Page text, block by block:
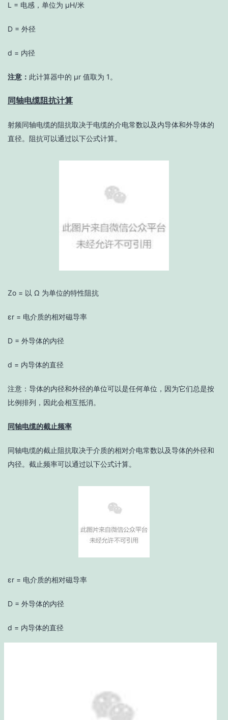
L = 电感，单位为 μH/米
D = 外径
d = 内径
注意： 此计算器中的 μr 值取为 1。
同轴电缆阻抗计算
射频同轴电缆的阻抗取决于电缆的介电常数以及内导体和外导体的
直径。阻抗可以通过以下公式计算。
Zo = 以 Ω 为单位的特性阻抗
εr = 电介质的相对磁导率
D = 外导体的内径
d = 内导体的直径
注意：导体的内径和外径的单位可以是任何单位，因为它们总是按
比例排列，因此会相互抵消。
同轴电缆的截止频率
同轴电缆的截止阻抗取决于介质的相对介电常数以及导体的外径和
内径。截止频率可以通过以下公式计算。
εr = 电介质的相对磁导率
D = 外导体的内径
d = 内导体的直径